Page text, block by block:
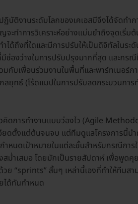
บัติงานระดับโลกของเคเอสบีจึงได้จัดทำก
ะทำการวิเคราะห์อย่างแม่นยำถึงจุดเริ่มต้
ด้ถึงที่ใดและมีการปรับให้เป็นดิจิทัลในระ
ช่องว่างในการปรับปรุงมากที่สุด และกรณี
มกับเพื่อนร่วมงานในพื้นที่และพาร์ทเนอร์ภ
ทธ์ (โร้ดแมปในการปรับลดกระบวนการ
คิดการทำงานแบบว่องไว (Agile
ยดตั้งแต่ต้นจนจบ แต่ทีมดูแลโครงการนี้นำ
หนดเป้าหมายในแต่ละขั้นสำหรับกรณีการ
ม่ำเสมอ โดยมักเป็นรายสัปดาห์ เพื่อพูดคุ
ย “sprints” สั้นๆ เหล่านี้เองที่ทำให้ทีมสา
ได้ทันกำหนด